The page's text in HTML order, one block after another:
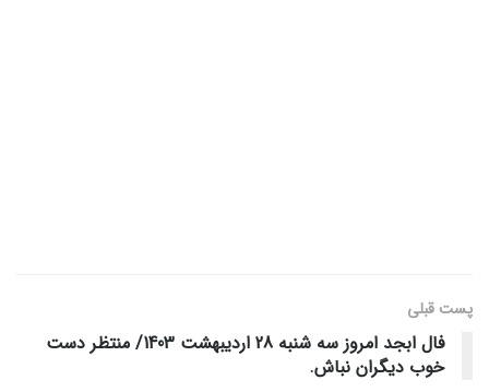
پست قبلی
فال ابجد امروز سه شنبه 28 اردیبهشت 1403/ منتظر دست
خوب دیگران نباش.